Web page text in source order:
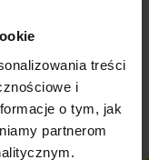
treści
i
o tym, jak
partnerom
5%niektóre opinie